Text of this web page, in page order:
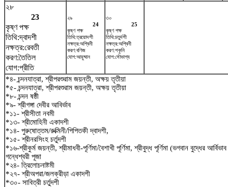
২৮
23
কৃষ্ণ পক্ষ
তিথি:দ্বাদশী
নক্ষত্র:রেবতী
করণ:তৈতিল
যোগ:প্রীতি
২৯
24
কৃষ্ণ পক্ষ
তিথি:ত্রয়োদশী
নক্ষত্র:অশ্বিনী
করণ:বণিজ
যোগ:আয়ুষ্মান
৩০
25
কৃষ্ণ পক্ষ
তিথি:চতুর্দশী
নক্ষত্র:অশ্বিনী
করণ:শকুনি
যোগ:সৌভাগ্য
*৪- চন্দনযাত্রা, শ্রীপরশুরাম জয়ন্তী, অক্ষয় তৃতীয়া
*৫- চন্দনযাত্রা, শ্রীপরশুরাম জয়ন্তী, অক্ষয় তৃতীয়া
*৮- চন্দন ষষ্ঠী
*৯- শ্রীগঙ্গা দেবীর আবির্ভাব
*১১- শ্রীসীতা নবমী
*১৩- শ্রীমোহিনী একাদশী
*১৪- পুরুষোত্তম/রুক্মিনী/পিপিতকী দ্বাদশী,
*১৫- শ্রীনরসিংহ চর্তুদশী
*১৬-শ্রীকুর্ম জয়ন্তী, শ্রীমাধবী-পূর্ণিমা/বৈশাখী পূর্ণিমা, শ্রীবুদ্ধ পূর্ণিমা (ভগবান বুদ্ধের
গন্ধেশ্বরী পূজা
*২৪- ত্রিলোচনাষ্টমী
*২৭- শ্রীঅপরা/জলক্রীড়া একাদশী
*৩০- সাবিত্রী চর্তুদশী